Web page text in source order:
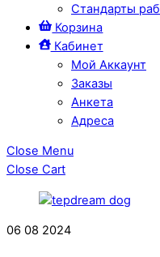
Стандарты
Корзина
Кабинет
Мой Аккаунт
Заказы
Анкета
Адреса
Close Menu
Close Cart
06 08 2024